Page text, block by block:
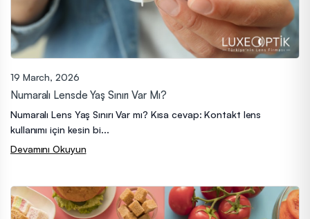
19 March, 2026
Numaralı Lensde Yaş Sınırı Var Mı?
Numaralı Lens Yaş Sınırı Var mı? Kısa cevap: Kontakt lens
kullanımı için kesin bi...
Devamını Okuyun